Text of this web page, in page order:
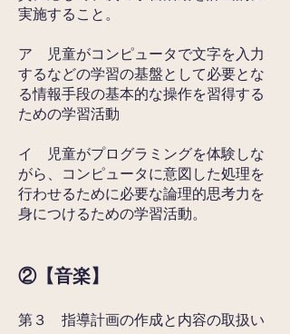
実施すること。
ア 児童がコンピュータで文字を入力
するなどの学習の基盤として必要とな
る情報手段の基本的な操作を習得する
ための学習活動
イ 児童がプログラミングを体験しな
がら、コンピュータに意図した処理を
行わせるために必要な論理的思考力を
身につけるための学習活動。
②【音楽】
第３ 指導計画の作成と内容の取扱い